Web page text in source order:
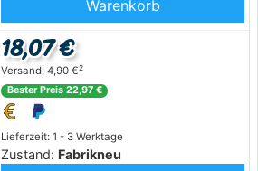
Warenkorb
Lieferzeit: 1 - 3 Werktage
Zustand: Fabrikneu
18,07 €
Versand: 4,90 €2
Bester Preis 22,97 €